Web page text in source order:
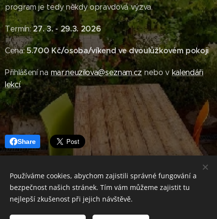
program je tedy někdy opravdová výzva.
Termín:27. 3. - 29.3. 2026
Cena:5.700 Kč/osoba/víkend ve dvoulůžkovém pokoji
Přihlášení na mar.neuzilova@seznam.cz nebo v kalendáři
lekcí.
Share
© 2019 Copyright JAMAYOGA Všechna práva vyhrazena. /
Výrobu těchto stránek jsme střídali s pravidelným cvičením jógy.
Používáme cookies, abychom zajistili správné fungování a
bezpečnost našich stránek. Tím vám můžeme zajistit tu
nejlepší zkušenost při jejich návštěvě.